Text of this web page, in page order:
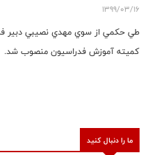
1399/03/16
طي حكمي از سوي مهدي نصيبي دبير
كميته آموزش فدراسيون منصوب شد.
ما را دنبال کنید